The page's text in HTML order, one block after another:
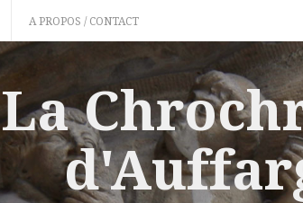
A PROPOS / CONTACT
La